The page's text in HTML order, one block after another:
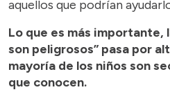
aquellos que podrían
Lo que es más importante,
son peligrosos” pasa por
mayoría de los niños son
que conocen.